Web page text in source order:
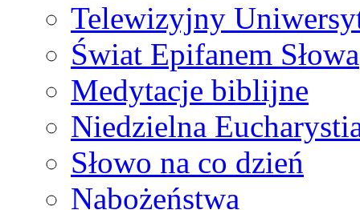
Telewizyjny
Świat Epifanem Słowa
Medytacje biblijne
Niedzielna
Słowo na co dzień
Nabożeństwa